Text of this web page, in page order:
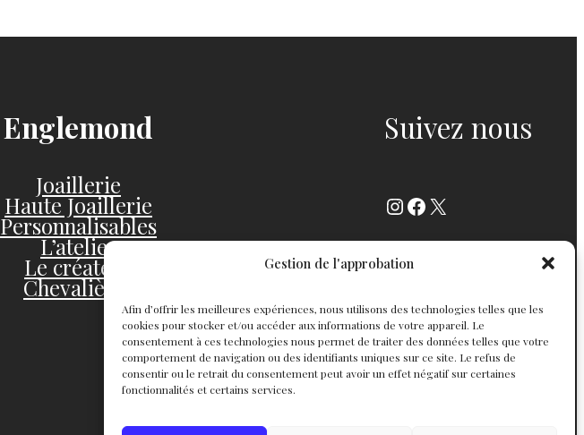
Gestion de l'approbation
Afin d’offrir les meilleures expériences, nous utilisons des technologies telles que les
cookies pour stocker et/ou accéder aux informations de votre appareil. Le
consentement à ces technologies nous permet de traiter des données telles que votre
comportement de navigation ou des identifiants uniques sur ce site. Le refus de
consentir ou le retrait du consentement peut avoir un effet négatif sur certaines
fonctionnalités et certains services.
Englemond
Joaillerie
Haute Joaillerie
Personnalisables
L’atelier
Le créateur
Chevalières
Suivez nous
Instagram
Facebook
X